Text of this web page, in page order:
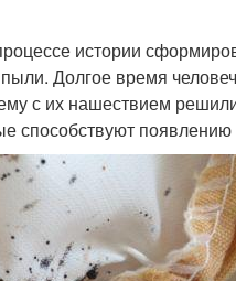
истории
Долгое время
с их нашествием
способствуют